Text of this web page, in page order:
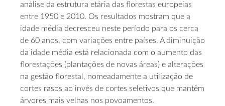
análise da estrutura etária das florestas europeias
entre 1950 e 2010. Os resultados mostram que a
idade média decresceu neste período para os cerca
de 60 anos, com variações entre países. A diminuição
da idade média está relacionada com o aumento das
florestações (plantações de novas áreas) e alterações
na gestão florestal, nomeadamente a utilização de
cortes rasos ao invés de cortes seletivos que mantêm
árvores mais velhas nos povoamentos.